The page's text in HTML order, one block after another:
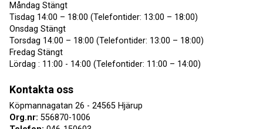
Måndag Stängt
Tisdag 14:00 – 18:00 (Telefontider: 13:00 – 18:00)
Onsdag Stängt
Torsdag 14:00 – 18:00 (Telefontider: 13:00 – 18:00)
Fredag Stängt
Lördag : 11:00 - 14:00 (Telefontider: 11:00 – 14:00)
Kontakta oss
Köpmannagatan 26 - 24565 Hjärup
Org.nr: 556870-1006